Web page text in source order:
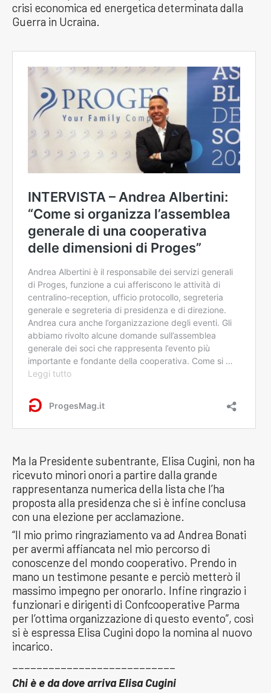
crisi economica ed energetica determinata dalla
Guerra in Ucraina.
Ma la Presidente subentrante, Elisa Cugini, non ha
ricevuto minori onori a partire dalla grande
rappresentanza numerica della lista che l’ha
proposta alla presidenza che si è infine conclusa
con una elezione per acclamazione.
“Il mio primo ringraziamento va ad Andrea Bonati
per avermi affiancata nel mio percorso di
conoscenze del mondo cooperativo. Prendo in
mano un testimone pesante e perciò metterò il
massimo impegno per onorarlo. Infine ringrazio i
funzionari e dirigenti di Confcooperative Parma
per l’ottima organizzazione di questo evento”, così
si è espressa Elisa Cugini dopo la nomina al nuovo
incarico.
Chi è e da dove arriva Elisa Cugini